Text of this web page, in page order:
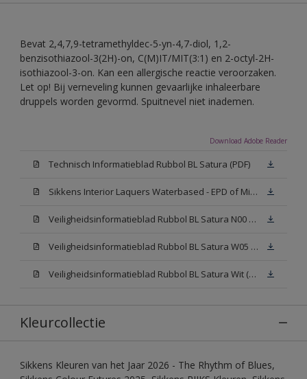
Bevat 2,4,7,9-tetramethyldec-5-yn-4,7-diol, 1,2-
benzisothiazool-3(2H)-on, C(M)IT/MIT(3:1) en 2-octyl-2H-
isothiazool-3-on. Kan een allergische reactie veroorzaken.
Let op! Bij verneveling kunnen gevaarlijke inhaleerbare
druppels worden gevormd. Spuitnevel niet inademen.
Download Adobe Reader
Technisch Informatieblad Rubbol BL Satura (PDF)
Sikkens Interior Laquers Waterbased - EPD of Milieuproductverklaring
Veiligheidsinformatieblad Rubbol BL Satura N00 (MSDS)
Veiligheidsinformatieblad Rubbol BL Satura W05 (MSDS)
Veiligheidsinformatieblad Rubbol BL Satura Wit (MSDS)
Kleurcollectie
Sikkens Kleuren van het Jaar 2026 - The Rhythm of Blues,